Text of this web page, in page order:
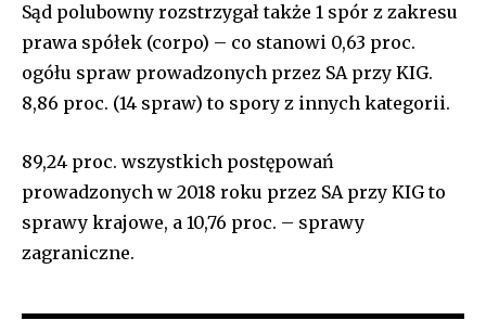
Sąd polubowny rozstrzygał także 1 spór z zakresu
prawa spółek (corpo) – co stanowi 0,63 proc.
ogółu spraw prowadzonych przez SA przy KIG.
8,86 proc. (14 spraw) to spory z innych kategorii.
89,24 proc. wszystkich postępowań
prowadzonych w 2018 roku przez SA przy KIG to
sprawy krajowe, a 10,76 proc. – sprawy
zagraniczne.